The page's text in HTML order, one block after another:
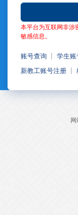
本平台为互联网非涉
敏感信息。
账号查询
学生账
新教工账号注册